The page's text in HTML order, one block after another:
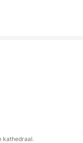
op de
onder het
om zijn
de
en hun
een
beroemd
kathedraal.